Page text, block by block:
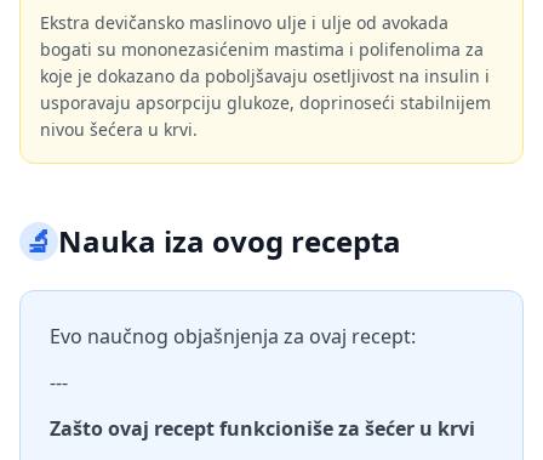
Ekstra devičansko maslinovo ulje i ulje od avokada
bogati su mononezasićenim mastima i polifenolima za
koje je dokazano da poboljšavaju osetljivost na insulin i
usporavaju apsorpciju glukoze, doprinoseći stabilnijem
nivou šećera u krvi.
🔬Nauka iza ovog recepta
Evo naučnog objašnjenja za ovaj recept:
---
Zašto ovaj recept funkcioniše za šećer u krvi